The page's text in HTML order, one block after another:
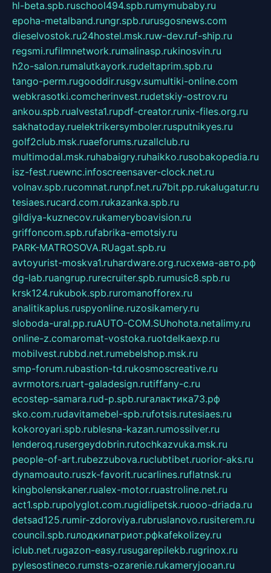
hl-beta.spb.ruschool494.spb.rumymubaby.ru
epoha-metalband.rungr.spb.rurusgosnews.com
dieselvostok.ru24hostel.msk.ruw-dev.ruf-ship.ru
regsmi.rufilmnetwork.rumalinasp.rukinosvin.ru
h2o-salon.rumalutkayork.rudeltaprim.spb.ru
tango-perm.rugooddir.rusgv.sumultiki-online.com
webkrasotki.comcherinvest.rudetskiy-ostrov.ru
ankou.spb.rualvesta1.rupdf-creator.runix-files.org.ru
sakhatoday.ruelektrikersymboler.rusputnikyes.ru
golf2club.msk.ruaeforums.ruzallclub.ru
multimodal.msk.ruhabaigry.ruhaikko.rusobakopedia.ru
isz-fest.ruewnc.infoscreensaver-clock.net.ru
volnav.spb.rucomnat.runpf.net.ru7bit.pp.rukalugatur.ru
tesiaes.rucard.com.rukazanka.spb.ru
gildiya-kuznecov.rukameryboavision.ru
griffoncom.spb.rufabrika-emotsiy.ru
PARK-MATROSOVA.RUagat.spb.ru
avtoyurist-moskva1.ruhardware.org.ruсхема-авто.рф
dg-lab.ruangrup.rurecruiter.spb.rumusic8.spb.ru
krsk124.rukubok.spb.ruromanofforex.ru
analitikaplus.ruspyonline.ruzosikamery.ru
sloboda-ural.pp.ruAUTO-COM.SUhohota.netalimy.ru
online-z.comaromat-vostoka.ruotdelkaexp.ru
mobilvest.rubbd.net.rumebelshop.msk.ru
smp-forum.rubastion-td.rukosmoscreative.ru
avrmotors.ruart-galadesign.rutiffany-c.ru
ecostep-samara.rud-p.spb.ruгалактика73.рф
sko.com.rudavitamebel-spb.rufotsis.rutesiaes.ru
kokoroyari.spb.rublesna-kazan.rumossilver.ru
lenderoq.rusergeydobrin.rutochkazvuka.msk.ru
people-of-art.rubezzubova.ruclubtibet.ruorior-aks.ru
dynamoauto.ruszk-favorit.rucarlines.ruflatnsk.ru
kingbolenskaner.rualex-motor.ruastroline.net.ru
act1.spb.rupolyglot.com.rugidlipetsk.ruooo-driada.ru
detsad125.rumir-zdoroviya.rubruslanovo.rusiterem.ru
council.spb.ruлодкипатриот.рфkafekolizey.ru
iclub.net.rugazon-easy.rusugarepilekb.rugrinox.ru
pylesostineco.rumsts-ozarenie.rukameryjooan.ru